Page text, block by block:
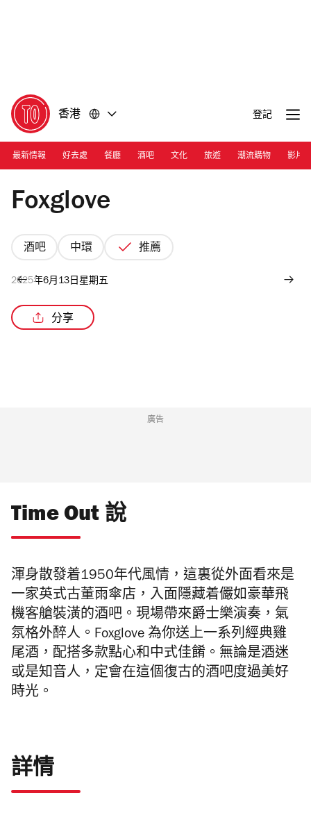
香港 登記
最新情報 好去處 餐廳 酒吧 文化 旅遊 潮流購物 影片
Photograph: Courtesy Foxglove
Foxglove
酒吧 中環 推薦
2025年6月13日星期五
分享
廣告
Time Out 說
渾身散發着1950年代風情，這裏從外面看來是
一家英式古董雨傘店，入面隱藏着儼如豪華飛
機客艙裝潢的酒吧。現場帶來爵士樂演奏，氣
氛格外醉人。Foxglove 為你送上一系列經典雞
尾酒，配搭多款點心和中式佳餚。無論是酒迷
或是知音人，定會在這個復古的酒吧度過美好
時光。
詳情